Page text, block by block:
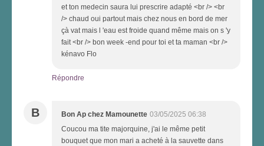
et ton medecin saura lui prescrire adapté <br /> <br
/> chaud oui partout mais chez nous en bord de mer
çà vat mais l 'eau est froide quand même mais on s 'y
fait <br /> bon week -end pour toi et ta maman <br />
kénavo Flo
Répondre
B Bon Ap chez Mamounette 03/05/2025 06:38
Coucou ma tite majorquine, j'ai le même petit
bouquet que mon mari a acheté à la sauvette dans